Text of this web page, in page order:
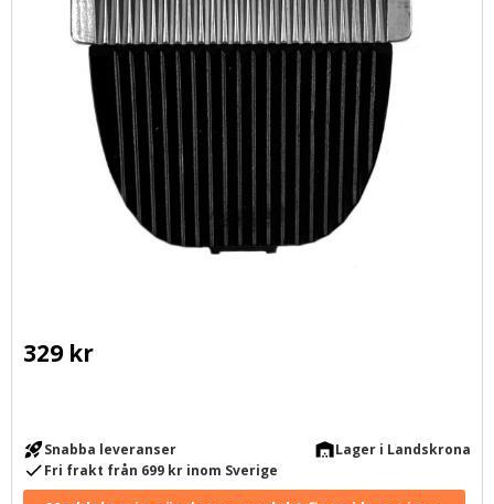
329kr
rocket_launchSnabba leveranser warehouseLager i Landskrona
checkFri frakt från 699 kr inom Sverige